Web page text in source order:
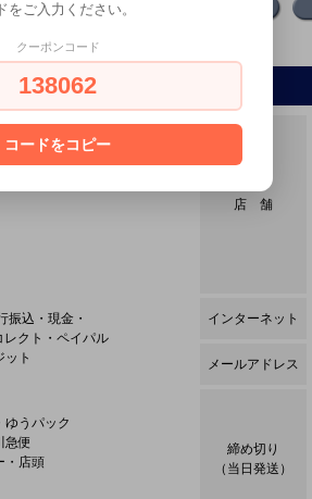
ラップ
振込・現金・
レクト・ペイパル
ット
ゆうパック
急便
・店頭
店 舗
インターネット
メールアドレス
締め切り
（当日発送）
をご入力ください。
クーポンコード
138062
コードをコピー